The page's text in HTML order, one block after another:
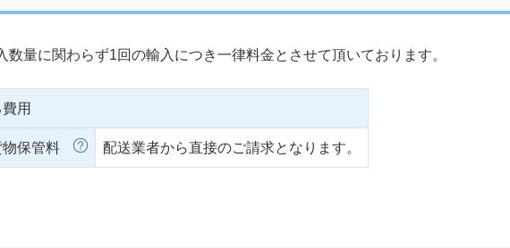
量に関わらず1回の輸入につき一律料金とさせて頂いております。
用
保管料 配送業者から直接のご請求となります。